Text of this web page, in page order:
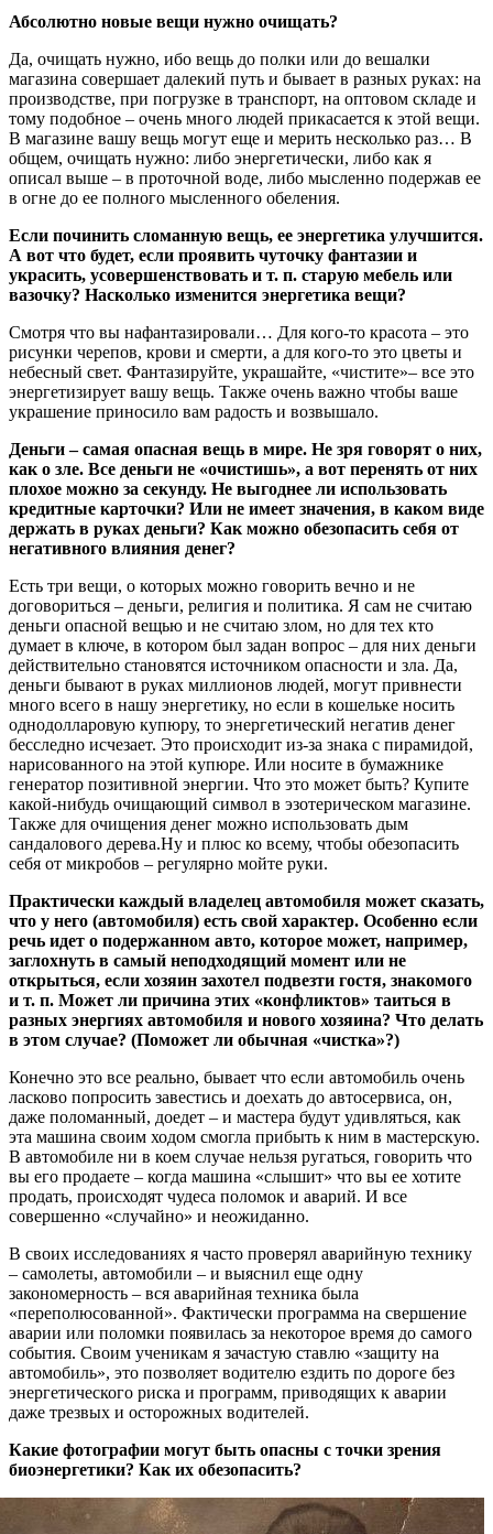
Абсолютно новые вещи нужно очищать?
Да, очищать нужно, ибо вещь до полки или до вешалки
магазина совершает далекий путь и бывает в разных руках: на
производстве, при погрузке в транспорт, на оптовом складе и
тому подобное – очень много людей прикасается к этой вещи.
В магазине вашу вещь могут еще и мерить несколько раз… В
общем, очищать нужно: либо энергетически, либо как я
описал выше – в проточной воде, либо мысленно подержав ее
в огне до ее полного мысленного обеления.
Если починить сломанную вещь, ее энергетика улучшится.
А вот что будет, если проявить чуточку фантазии и
украсить, усовершенствовать и т. п. старую мебель или
вазочку? Насколько изменится энергетика вещи?
Смотря что вы нафантазировали… Для кого-то красота – это
рисунки черепов, крови и смерти, а для кого-то это цветы и
небесный свет. Фантазируйте, украшайте, «чистите»– все это
энергетизирует вашу вещь. Также очень важно чтобы ваше
украшение приносило вам радость и возвышало.
Деньги – самая опасная вещь в мире. Не зря говорят о них,
как о зле. Все деньги не «очистишь», а вот перенять от них
плохое можно за секунду. Не выгоднее ли использовать
кредитные карточки? Или не имеет значения, в каком виде
держать в руках деньги? Как можно обезопасить себя от
негативного влияния денег?
Есть три вещи, о которых можно говорить вечно и не
договориться – деньги, религия и политика. Я сам не считаю
деньги опасной вещью и не считаю злом, но для тех кто
думает в ключе, в котором был задан вопрос – для них деньги
действительно становятся источником опасности и зла. Да,
деньги бывают в руках миллионов людей, могут привнести
много всего в нашу энергетику, но если в кошельке носить
однодолларовую купюру, то энергетический негатив денег
бесследно исчезает. Это происходит из-за знака с пирамидой,
нарисованного на этой купюре. Или носите в бумажнике
генератор позитивной энергии. Что это может быть? Купите
какой-нибудь очищающий символ в эзотерическом магазине.
Также для очищения денег можно использовать дым
сандалового дерева.Ну и плюс ко всему, чтобы обезопасить
себя от микробов – регулярно мойте руки.
Практически каждый владелец автомобиля может сказать,
что у него (автомобиля) есть свой характер. Особенно если
речь идет о подержанном авто, которое может, например,
заглохнуть в самый неподходящий момент или не
открыться, если хозяин захотел подвезти гостя, знакомого
и т. п. Может ли причина этих «конфликтов» таиться в
разных энергиях автомобиля и нового хозяина? Что делать
в этом случае? (Поможет ли обычная «чистка»?)
Конечно это все реально, бывает что если автомобиль очень
ласково попросить завестись и доехать до автосервиса, он,
даже поломанный, доедет – и мастера будут удивляться, как
эта машина своим ходом смогла прибыть к ним в мастерскую.
В автомобиле ни в коем случае нельзя ругаться, говорить что
вы его продаете – когда машина «слышит» что вы ее хотите
продать, происходят чудеса поломок и аварий. И все
совершенно «случайно» и неожиданно.
В своих исследованиях я часто проверял аварийную технику
– самолеты, автомобили – и выяснил еще одну
закономерность – вся аварийная техника была
«переполюсованной». Фактически программа на свершение
аварии или поломки появилась за некоторое время до самого
события. Своим ученикам я зачастую ставлю «защиту на
автомобиль», это позволяет водителю ездить по дороге без
энергетического риска и программ, приводящих к аварии
даже трезвых и осторожных водителей.
Какие фотографии могут быть опасны с точки зрения
биоэнергетики? Как их обезопасить?